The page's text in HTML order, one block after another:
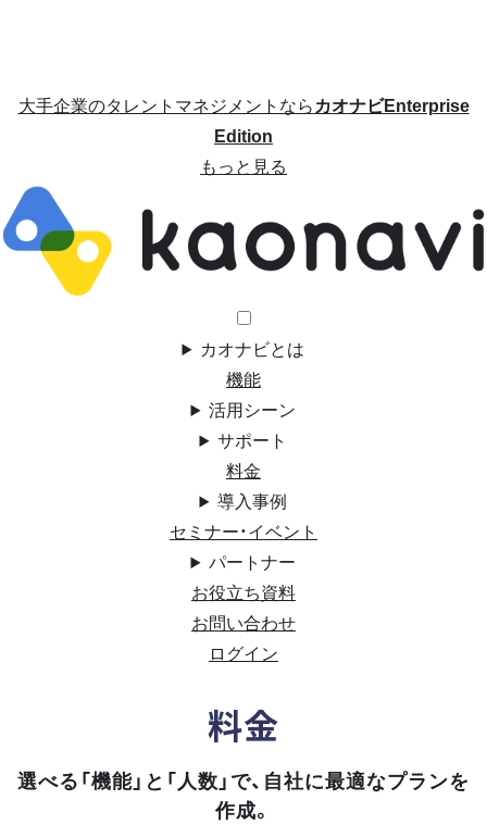
大手企業のタレントマネジメントならカオナビEnterprise
Edition
もっと見る
カオナビとは
機能
活用シーン
サポート
料金
導入事例
セミナー・イベント
パートナー
お役立ち資料
お問い合わせ
ログイン
料金
選べる「機能」と「人数」で、自社に最適なプランを
作成。